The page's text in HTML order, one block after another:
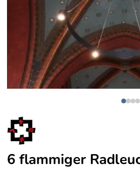
6 flammiger